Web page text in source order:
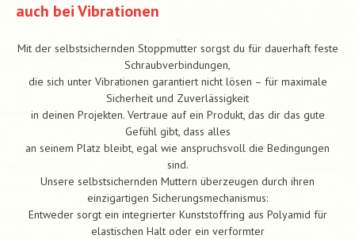
auch bei Vibrationen
Mit der selbstsichernden Stoppmutter sorgst du für dauerhaft feste
Schraubverbindungen,
die sich unter Vibrationen garantiert nicht lösen – für maximale
Sicherheit und Zuverlässigkeit
in deinen Projekten. Vertraue auf ein Produkt, das dir das gute
Gefühl gibt, dass alles
an seinem Platz bleibt, egal wie anspruchsvoll die Bedingungen
sind.
Unsere selbstsichernden Muttern überzeugen durch ihren
einzigartigen Sicherungsmechanismus:
Entweder sorgt ein integrierter Kunststoffring aus Polyamid für
elastischen Halt oder ein verformter